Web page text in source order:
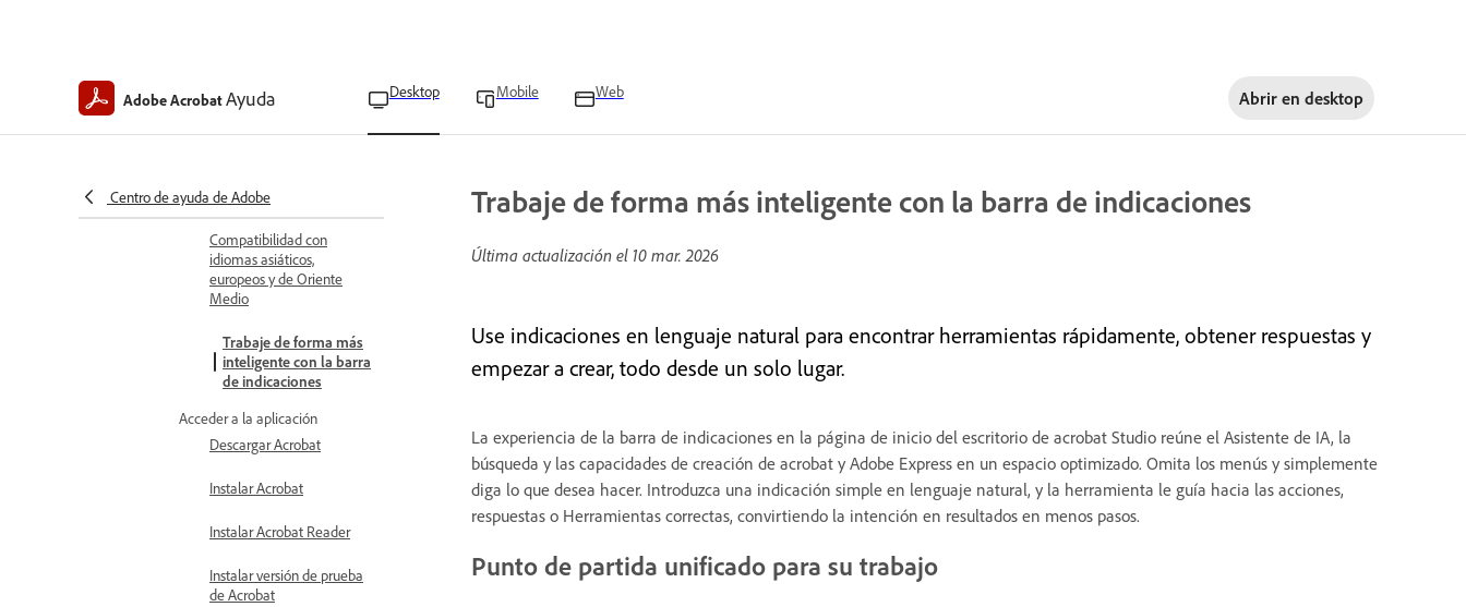
Adobe AcrobatAyuda Desktop Mobile Web Abrir en desktop
Centro de ayuda de Adobe
Desplazarse por las
páginas
track de Acrobat
Compatibilidad con
idiomas asiáticos,
europeos y de Oriente
Medio
Trabaje de forma más
inteligente con la barra
de indicaciones
Acceder a la aplicación
Descargar Acrobat
Instalar Acrobat
Instalar Acrobat Reader
Instalar versión de prueba
de Acrobat
Trabaje de forma más inteligente con la barra de indicaciones
Última actualización el 10 mar. 2026
Use indicaciones en lenguaje natural para encontrar herramientas rápidamente, obtener respuestas y
empezar a crear, todo desde un solo lugar.
La experiencia de la barra de indicaciones en la página de inicio del escritorio de acrobat Studio reúne el Asistente de IA, la
búsqueda y las capacidades de creación de acrobat y Adobe Express en un espacio optimizado. Omita los menús y simplemente
diga lo que desea hacer. Introduzca una indicación simple en lenguaje natural, y la herramienta le guía hacia las acciones,
respuestas o Herramientas correctas, convirtiendo la intención en resultados en menos pasos.
Punto de partida unificado para su trabajo